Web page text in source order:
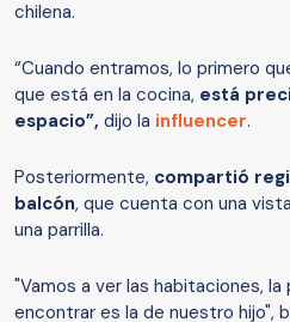
chilena.
“Cuando entramos, lo primero
que está en la cocina, está
espacio”, dijo la influencer.
Posteriormente, compartió
balcón, que cuenta con una
una parrilla.
"Vamos a ver las habitaciones,
encontrar es la de nuestro hijo",